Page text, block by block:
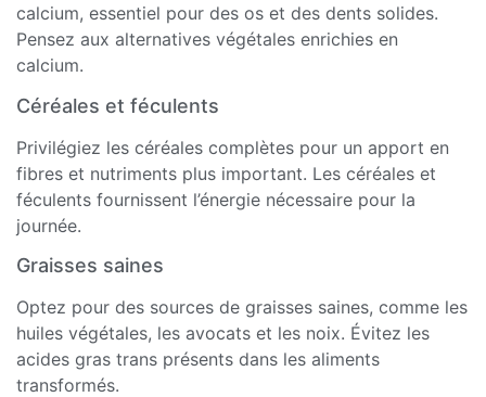
calcium, essentiel pour des os et des dents solides.
Pensez aux alternatives végétales enrichies en
calcium.
Céréales et féculents
Privilégiez les céréales complètes pour un apport en
fibres et nutriments plus important. Les céréales et
féculents fournissent l’énergie nécessaire pour la
journée.
Graisses saines
Optez pour des sources de graisses saines, comme les
huiles végétales, les avocats et les noix. Évitez les
acides gras trans présents dans les aliments
transformés.